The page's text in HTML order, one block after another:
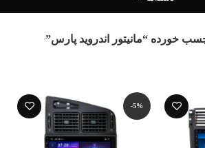
خورده “مانیتور اندروید پارس”
-5%